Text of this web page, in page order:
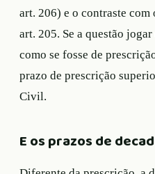
art. 206) e o contraste com
art. 205. Se a questão
como se fosse de
prazo de prescrição
Civil.
E os prazos de